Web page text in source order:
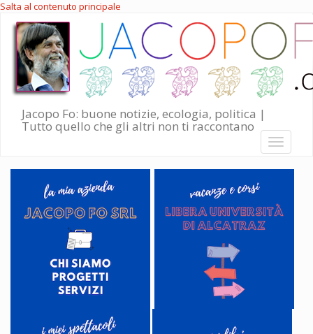
Salta al contenuto principale
Jacopo Fo: buone notizie, ecologia, politica |
Tutto quello che gli altri non ti raccontano
Toggle